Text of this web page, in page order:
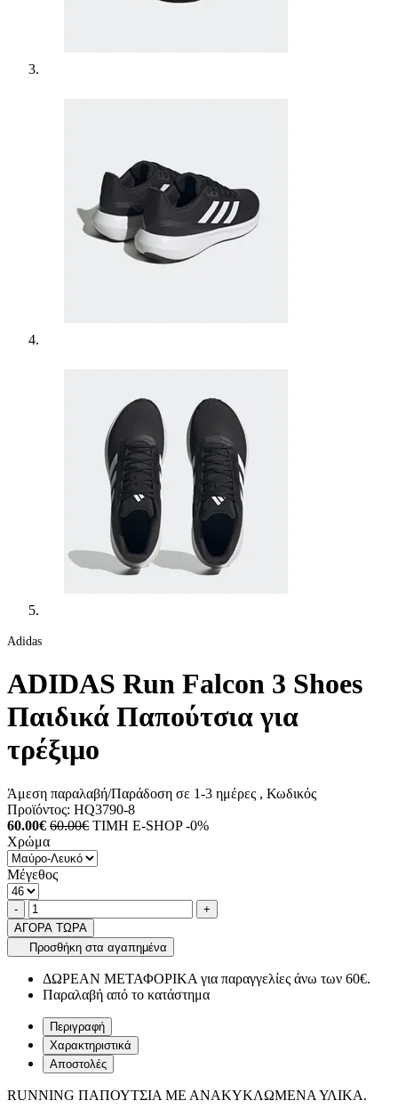
Adidas
ADIDAS Run Falcon 3 Shoes
Παιδικά Παπούτσια για
τρέξιμο
Άμεση παραλαβή/Παράδοση σε 1-3 ημέρες , Κωδικός
Προϊόντος: HQ3790-8
60.00€ 60.00€ ΤΙΜΗ E-SHOP -0%
Χρώμα
Μέγεθος
Ποσότητα
-product.increase.quantity +
ΑΓΟΡΑ ΤΩΡΑ
Προσθήκη στα αγαπημένα
ΔΩΡΕΑΝ ΜΕΤΑΦΟΡΙΚΑ για παραγγελίες άνω των 60€.
Παραλαβή από το κατάστημα
Περιγραφή
Χαρακτηριστικά
Αποστολές
RUNNING ΠΑΠΟΥΤΣΙΑ ΜΕ ΑΝΑΚΥΚΛΩΜΕΝΑ ΥΛΙΚΑ.